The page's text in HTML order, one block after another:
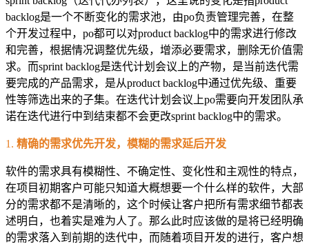
backlog是一个不断变化的需求池，由po负责管理完善，在整
个开发过程中，po都可以对product backlog中的需求进行修改
和完善，根据情况调整优先级，增添必要需求，删除无价值需
求。而sprint backlog是迭代计划会议上的产物，是当前迭代需
要完成的产品需求，是从product backlog中通过优先级、重要
性等筛选出来的子集。在迭代计划会议上po需要向开发团队承
诺在迭代进行中到结束都不会更改sprint backlog中的需求。
1. 精确的需求优先开发，模糊的需求延后开发
软件的需求具有模糊性、不确定性、变化性和主观性的特点，
在项目初期客户可能只知道大概想要一个什么样的软件，大部
分的需求都不是清晰的，这个时候让客户把所有需求细节都表
述明白，也着实是难为人了。那么此时应该做的是将已经明确
的需求落入到前期的迭代中，而随着项目开发的进行，客户想